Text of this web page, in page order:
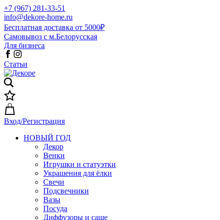
+7 (967) 281-33-51
info@dekore-home.ru
Бесплатная доставка от 5000₽
Самовывоз с м.Белорусская
Для бизнеса
Статьи
Вход/Регистрация
НОВЫЙ ГОД
Декор
Венки
Игрушки и статуэтки
Украшения для ёлки
Свечи
Подсвечники
Вазы
Посуда
Диффузоры и саше